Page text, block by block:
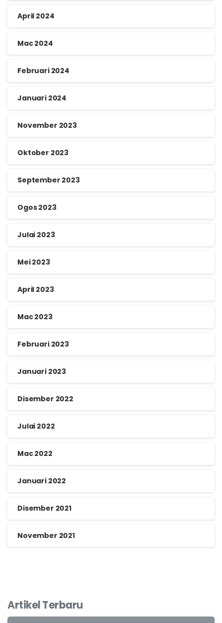
April 2024
Mac 2024
Februari 2024
Januari 2024
November 2023
Oktober 2023
September 2023
Ogos 2023
Julai 2023
Mei 2023
April 2023
Mac 2023
Februari 2023
Januari 2023
Disember 2022
Julai 2022
Mac 2022
Januari 2022
Disember 2021
November 2021
Artikel Terbaru